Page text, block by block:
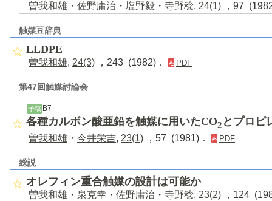
曽我和雄 ・ 佐野庸治 ・ 塩野毅 ・ 寺野稔, 24(1) ，97
触媒豆辞典
LLDPE
曽我和雄, 24(3) ，243 (1982)． PDF
第47回触媒討論会
予稿 B7
各種カルボン酸亜鉛を触媒に用いたCO2 とプロピ
曽我和雄 ・ 今井栄吉, 23(1) ，57 (1981)． PDF
総説
オレフィン重合触媒の設計は可能か
曽我和雄 ・ 泉克幸 ・ 佐野庸治 ・ 寺野稔, 23(2) ，124